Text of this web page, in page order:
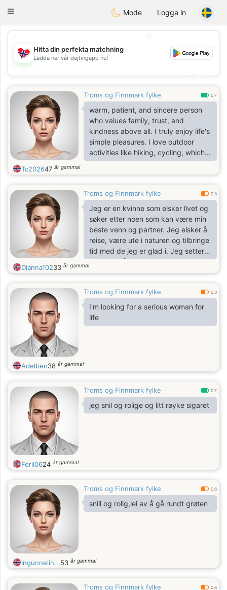
EkteNordmenn
Toggle
Mode Logga in
💖
💕
Hitta din perfekta matchning
Ladda ner vår dejtingapp nu!
Troms og Finnmark fylke 0.7
warm, patient, and sincere person
who values family, trust, and
kindness above all. I truly enjoy life's
simple pleasures. I love outdoor
activities like hiking, cycling, which
bring me peace and a deep
connection with nature
Tc202647 år gammal
Troms og Finnmark fylke 0.3
Jeg er en kvinne som elsker livet og
søker etter noen som kan være min
beste venn og partner. Jeg elsker å
reise, være ute i naturen og tilbringe
tid med de jeg er glad i. Jeg setter
stor pris på ærlige og meningsfulle
samtaler, og jeg prøver alltid å se
ute og utforsker verden, liker jeg å
(hobby eller interesse, f.eks. "lage
mat", "lese bøker", "gå på tur", "se
filmer" etc.). Jeg setter stor pris på
Dianna10233 år gammal
Troms og Finnmark fylke 0.3
I'm looking for a serious woman for
life
Adelben38 år gammal
Troms og Finnmark fylke 0.7
jeg snil og rolige og litt røyke sigaret
Ferii0624 år gammal
Troms og Finnmark fylke 0.6
snill og rolig,lei av å gå rundt grøten
Ingunnelin...53 år gammal
Troms og Finnmark fylke 0.6